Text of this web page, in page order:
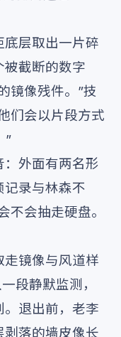
层取出一片碎
被截断的数字
镜像残件。”技
们会以片段方式
”
外面有两名形
记录与林森不
不会抽走硬盘。
镜像与风道样
段静默监测，
退出前，老李
落的墙皮像长